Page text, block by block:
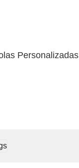
Personalizadas